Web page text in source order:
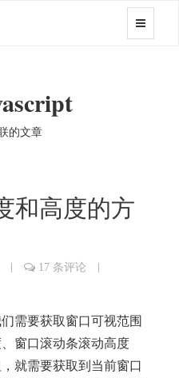
的文章
和高度的方
| 17 条评论
|
需要获取窗口可视范围
窗口滚动条滚动高度
就需要获取到当前窗口